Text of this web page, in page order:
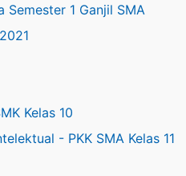
Semester 1 Ganjil SMA
Kelas 10
- PKK SMA Kelas 11